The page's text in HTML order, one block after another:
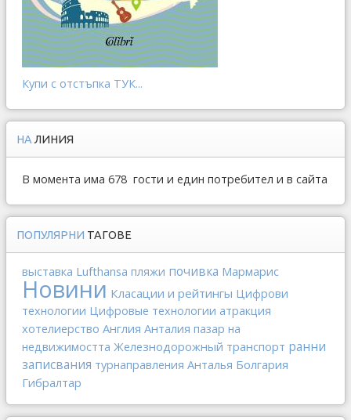
Купи с отстъпка ТУК...
НА ЛИНИЯ
В момента има 678 гости и един потребител и в сайта
ПОПУЛЯРНИ ТАГОВЕ
выставка Lufthansa пляжи почивка Мармарис
Новини Класации и рейтингы Цифрови
технологии Цифровые технологии атракция
хотелиерство Англия Анталия пазар на
недвижимостта Железнодорожный транспорт ранни
записвания турнаправления Анталья Болгария
Гибралтар